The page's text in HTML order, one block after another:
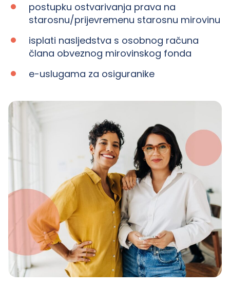
postupku ostvarivanja prava na
starosnu/prijevremenu starosnu mirovinu
isplati nasljedstva s osobnog računa
člana obveznog mirovinskog fonda
e-uslugama za osiguranike